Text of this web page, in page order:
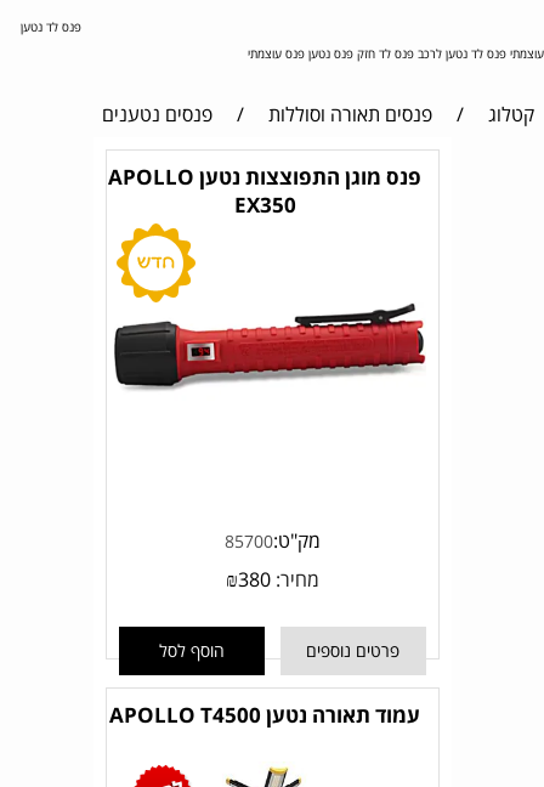
פנס לד נטען
עוצמתי פנס לד נטען לרכב פנס לד חזק פנס נטען פנס עוצמתי
קטלוג / פנסים תאורה וסוללות / פנסים נטענים
פנס מוגן התפוצצות נטען APOLLO
EX350
מק"ט:85700
מחיר: ₪380
פרטים נוספים הוסף לסל
עמוד תאורה נטען APOLLO T4500